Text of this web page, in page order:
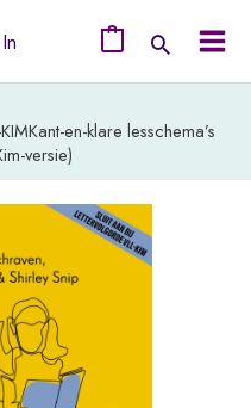
en-klare lesschema’s
versie)